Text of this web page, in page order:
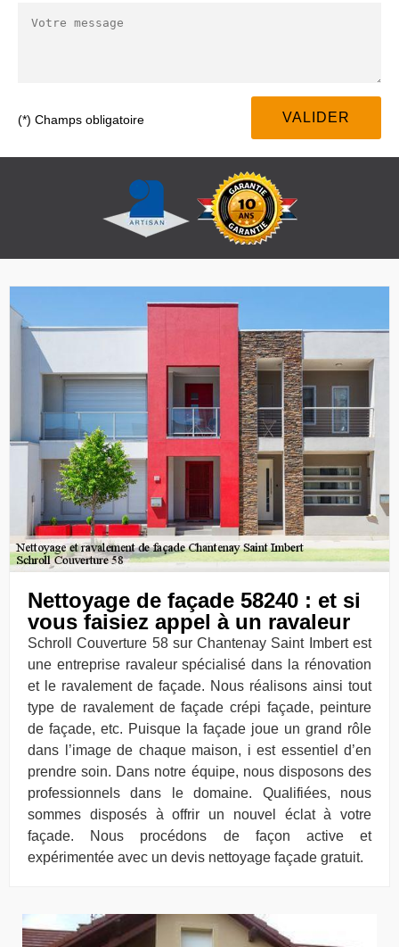
(*) Champs obligatoire
Nettoyage de façade 58240 : et si
vous faisiez appel à un ravaleur
Schroll Couverture 58 sur Chantenay Saint Imbert est
une entreprise ravaleur spécialisé dans la rénovation
et le ravalement de façade. Nous réalisons ainsi tout
type de ravalement de façade crépi façade, peinture
de façade, etc. Puisque la façade joue un grand rôle
dans l’image de chaque maison, i est essentiel d’en
prendre soin. Dans notre équipe, nous disposons des
professionnels dans le domaine. Qualifiées, nous
sommes disposés à offrir un nouvel éclat à votre
façade. Nous procédons de façon active et
expérimentée avec un devis nettoyage façade gratuit.